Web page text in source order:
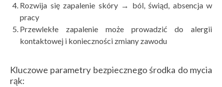
Rozwija się zapalenie skóry → ból, świąd, absencja w
pracy
Przewlekłe zapalenie może prowadzić do alergii
kontaktowej i konieczności zmiany zawodu
Kluczowe parametry bezpiecznego środka do mycia
rąk: